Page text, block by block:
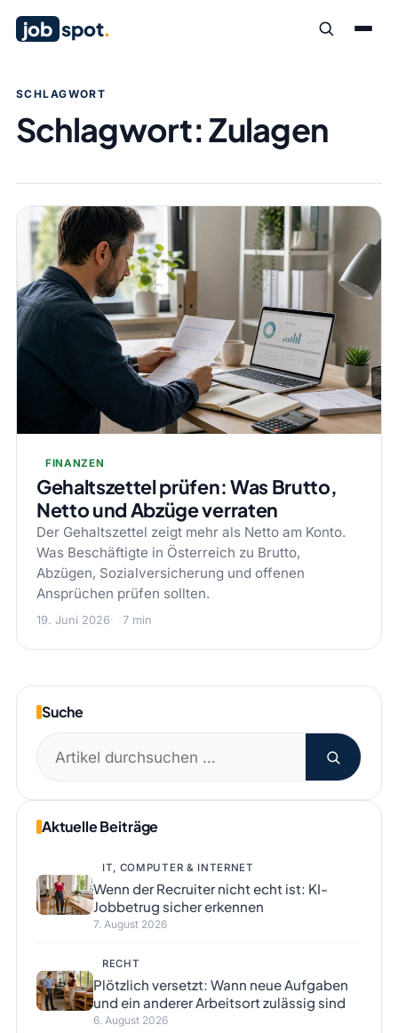
job spot.
SCHLAGWORT
Schlagwort:Zulagen
FINANZEN
Gehaltszettel prüfen: Was Brutto,
Netto und Abzüge verraten
Der Gehaltszettel zeigt mehr als Netto am Konto.
Was Beschäftigte in Österreich zu Brutto,
Abzügen, Sozialversicherung und offenen
Ansprüchen prüfen sollten.
19. Juni 2026 7 min
Suche
Suchen
nach:
Aktuelle Beiträge
IT, COMPUTER & INTERNET
Wenn der Recruiter nicht echt ist: KI-
Jobbetrug sicher erkennen
7. August 2026
RECHT
Plötzlich versetzt: Wann neue Aufgaben
und ein anderer Arbeitsort zulässig sind
6. August 2026